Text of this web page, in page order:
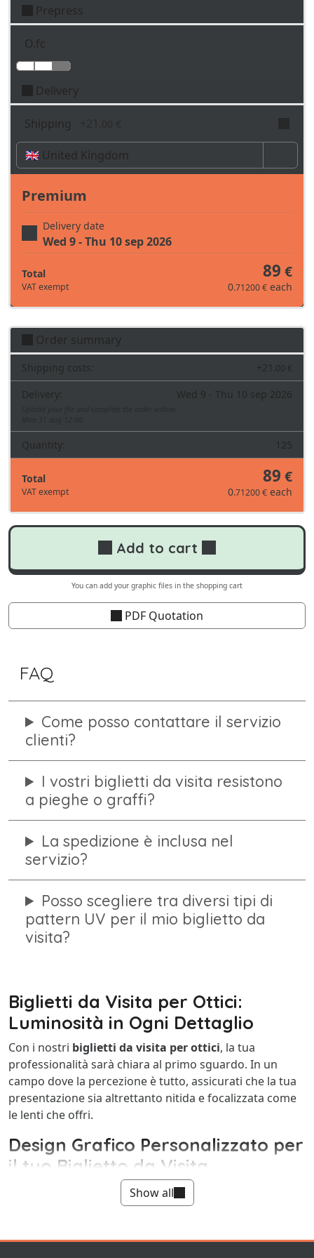
Prepress
O.fc
Delivery
Shipping
Time, costs and taxes can vary depending on the
region and products contained in the cart
Premium
Delivery date
Wed 9 - Thu 10 sep 2026
Total
VAT exempt
89 €
0.71200 € each
Order summary
Shipping costs: +21 .00 €
Delivery: Wed 9 - Thu 10 sep 2026
Quantity: 125
Total
VAT exempt
89 €
0.71200 € each
Add to cart
You can add your graphic files in the shopping cart
PDF Quotation
FAQ
Come posso contattare il servizio
clienti?
I vostri biglietti da visita resistono
a pieghe o graffi?
La spedizione è inclusa nel
servizio?
Posso scegliere tra diversi tipi di
pattern UV per il mio biglietto da
visita?
Biglietti da Visita per Ottici:
Luminosità in Ogni Dettaglio
Con i nostri biglietti da visita per ottici, la tua
professionalità sarà chiara al primo sguardo. In un
campo dove la percezione è tutto, assicurati che la tua
presentazione sia altrettanto nitida e focalizzata come
le lenti che offri.
Design Grafico Personalizzato per
il tuo Biglietto da Visita
tangibile e ben progettato può
fare una grande differenza. Immagina un cliente che
ammirando laqualitàe ildesignprima di decidere di
Show all